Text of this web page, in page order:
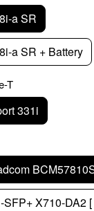
a SR
a SR + Battery
T
331i
SFP+ X710-DA2